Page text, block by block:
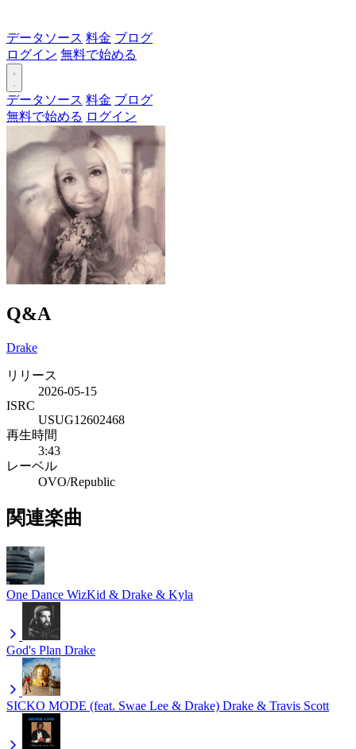
データソース 料金 ブログ
ログイン 無料で始める
データソース 料金 ブログ
無料で始める ログイン
Q&A
Drake
リリース
2026-05-15
ISRC
USUG12602468
再生時間
3:43
レーベル
OVO/Republic
関連楽曲
One Dance WizKid & Drake & Kyla
God's Plan Drake
SICKO MODE (feat. Swae Lee & Drake) Drake & Travis Scott